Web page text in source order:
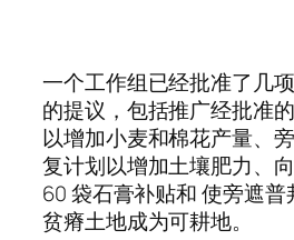
一个工作组已经批准了几
的提议，包括推广经批准
以增加小麦和棉花产量、
复计划以增加土壤肥力、
60 袋石膏补贴和 使旁遮普
贫瘠土地成为可耕地。